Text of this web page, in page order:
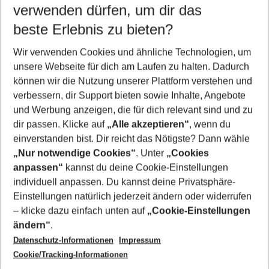
Flug & Hotel Okurcalar
Urlaub Okurcalar
Familienurlaub Okurcalar
Frübucher Angebote Okurcalar für 2026
Last Minute Okurcalar
Footer
Footer navigation
Über uns
AGB
Bestpreisgarantie
Cookie-Einstellungen ändern
Cookie-Richtlinie
Agenturbetreuung
Barrierefreies Reisen
Folge uns
verwenden dürfen, um dir das
beste Erlebnis zu bieten?
Wir verwenden Cookies und ähnliche Technologien, um
unsere Webseite für dich am Laufen zu halten. Dadurch
können wir die Nutzung unserer Plattform verstehen und
verbessern, dir Support bieten sowie Inhalte, Angebote
und Werbung anzeigen, die für dich relevant sind und zu
dir passen. Klicke auf „Alle akzeptieren“, wenn du
einverstanden bist. Dir reicht das Nötigste? Dann wähle
„Nur notwendige Cookies“. Unter „Cookies
anpassen“ kannst du deine Cookie-Einstellungen
individuell anpassen. Du kannst deine Privatsphäre-
Einstellungen natürlich jederzeit ändern oder widerrufen
– klicke dazu einfach unten auf „Cookie-Einstellungen
ändern“.
Datenschutz-Informationen
Impressum
Cookie/Tracking-Informationen